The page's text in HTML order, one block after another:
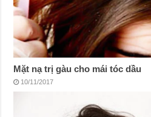
Mặt nạ trị gàu cho mái tóc dầu
10/11/2017